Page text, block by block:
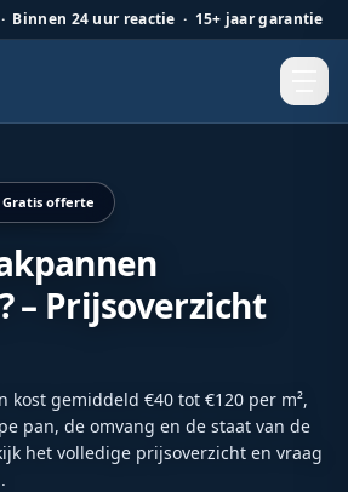
Binnen 24 uur reactie · 15+ jaar garantie
Gratis offerte
– Prijsoverzicht
kost gemiddeld €40 tot €120 per m²,
pan, de omvang en de staat van de
het volledige prijsoverzicht en vraag